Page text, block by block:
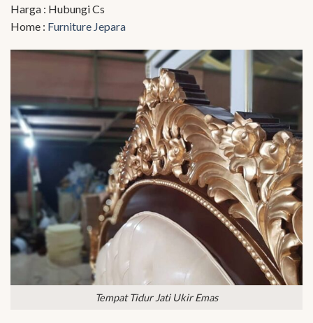
Harga : Hubungi Cs
Home : Furniture Jepara
Tempat Tidur Jati Ukir Emas